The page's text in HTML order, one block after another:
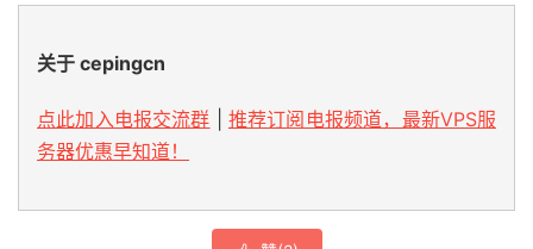
关于 cepingcn
点此加入电报交流群
推荐订阅电报频道，最新VPS服
务器优惠早知道！